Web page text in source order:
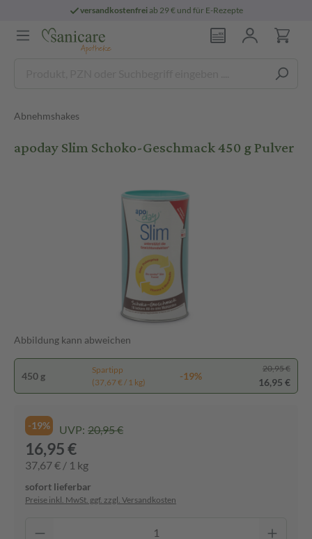
versandkostenfreiab 29 € und für E-Rezepte
Abnehmshakes
apoday Slim Schoko-Geschmack 450 g Pulver
Abbildung kann abweichen
450 g
Spartipp
(37,67 € / 1 kg)
-19%
20,95 €
16,95 €
-19% UVP: 20,95 €
16,95 €
37,67 € / 1 kg
sofort lieferbar
Preise inkl. MwSt. ggf. zzgl. Versandkosten